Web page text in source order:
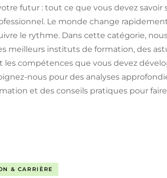
futur : tout ce que vous devez savoir
Le monde change
le rythme. Dans cette catégorie,
meilleurs instituts de formation, des
les compétences que vous devez
nous pour des analyses
et des conseils pratiques pour
& CARRIÈRE